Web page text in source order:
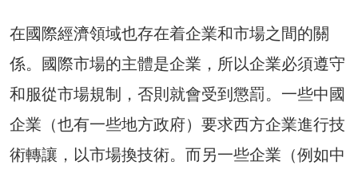
在國際經濟領域也存在着企業和市場之間的關
係。國際市場的主體是企業，所以企業必須遵守
和服從市場規制，否則就會受到懲罰。一些中國
企業（也有一些地方政府）要求西方企業進行技
術轉讓，以市場換技術。而另一些企業（例如中